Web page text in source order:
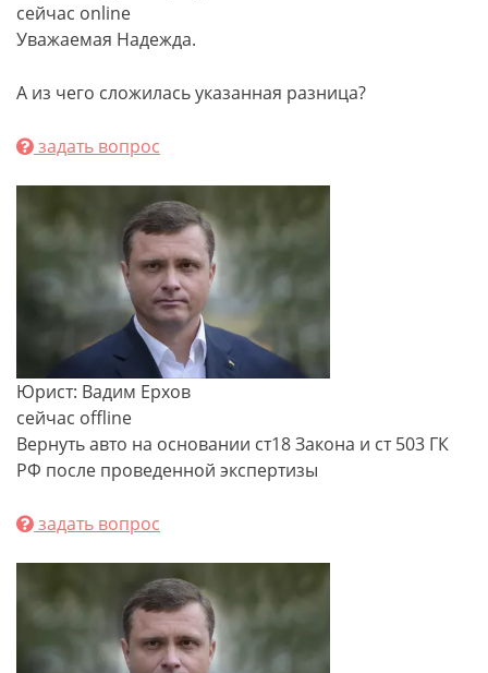
сейчас online
Уважаемая Надежда.
А из чего сложилась указанная разница?
задать вопрос
Юрист: Вадим Ерхов
сейчас offline
Вернуть авто на основании ст18 Закона и ст 503 ГК
РФ после проведенной экспертизы
задать вопрос